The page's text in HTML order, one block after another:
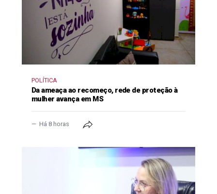
POLÍTICA
Da ameaça ao recomeço, rede de proteção à
mulher avança em MS
Há 8 horas